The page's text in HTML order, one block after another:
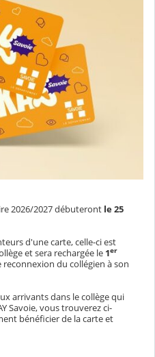
2026/2027 débuteront le 25
d'une carte, celle-ci est
et sera rechargée le 1er
reconnexion du collégien à son
arrivants dans le collège qui
Savoie, vous trouverez ci-
bénéficier de la carte et